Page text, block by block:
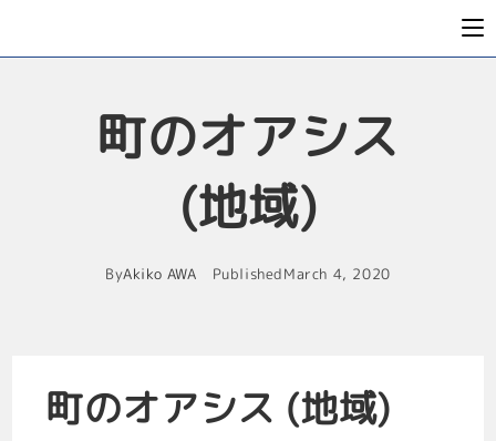
町のオアシス
(地域)
ByAkiko AWA PublishedMarch 4, 2020
町のオアシス (地域)